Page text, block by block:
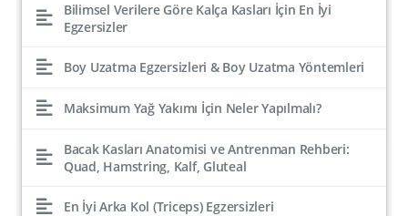
Bilimsel Verilere Göre Kalça Kasları İçin En İyi
Egzersizler
Boy Uzatma Egzersizleri & Boy Uzatma Yöntemleri
Maksimum Yağ Yakımı İçin Neler Yapılmalı?
Bacak Kasları Anatomisi ve Antrenman Rehberi:
Quad, Hamstring, Kalf, Gluteal
En İyi Arka Kol (Triceps) Egzersizleri